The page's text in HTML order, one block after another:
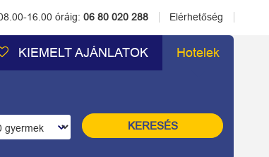
16.00 óráig: 06 80 020 288 Elérhetőség
KIEMELT AJÁNLATOK Hotelek
KERESÉS